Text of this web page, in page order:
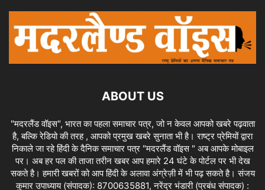
ABOUT US
"मदरलैंड वॉइस", भारत का पहला समाचार पत्र, जो न केवल आपको खबरे पढ़वाता
है, बल्कि रेडियो की तरह , आपको प्रमुख खबरे सुनाता भी है। राष्ट्र प्रेमियों द्वारा
निकाले जा रहे हिंदी के दैनिक समाचार पत्र "मदरलैंड वॉइस " अब आपके मोबाइल
पर। अब हर पल की ताजा तरीन खबर आप हमारे 24 घंटे के पोर्टल पर भी देख
सकते है। हमारी खबरों को आप हिंदी के अलावा अंग्रेज़ी में भी पढ़ सकते है। संजय
कुमार उपाध्याय (संपादक): 8700635881, नरेंद्र भंडारी (प्रबंध संपादक) :